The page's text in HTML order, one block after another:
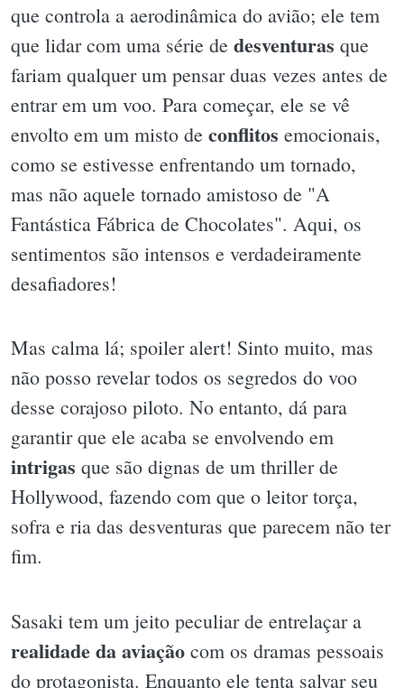
que controla a aerodinâmica do avião; ele tem
que lidar com uma série de desventuras que
fariam qualquer um pensar duas vezes antes de
entrar em um voo. Para começar, ele se vê
envolto em um misto de conflitos emocionais,
como se estivesse enfrentando um tornado,
mas não aquele tornado amistoso de "A
Fantástica Fábrica de Chocolates". Aqui, os
sentimentos são intensos e verdadeiramente
desafiadores!
Mas calma lá; spoiler alert! Sinto muito, mas
não posso revelar todos os segredos do voo
desse corajoso piloto. No entanto, dá para
garantir que ele acaba se envolvendo em
intrigas que são dignas de um thriller de
Hollywood, fazendo com que o leitor torça,
sofra e ria das desventuras que parecem não ter
fim.
Sasaki tem um jeito peculiar de entrelaçar a
realidade da aviação com os dramas pessoais
do protagonista. Enquanto ele tenta salvar seu